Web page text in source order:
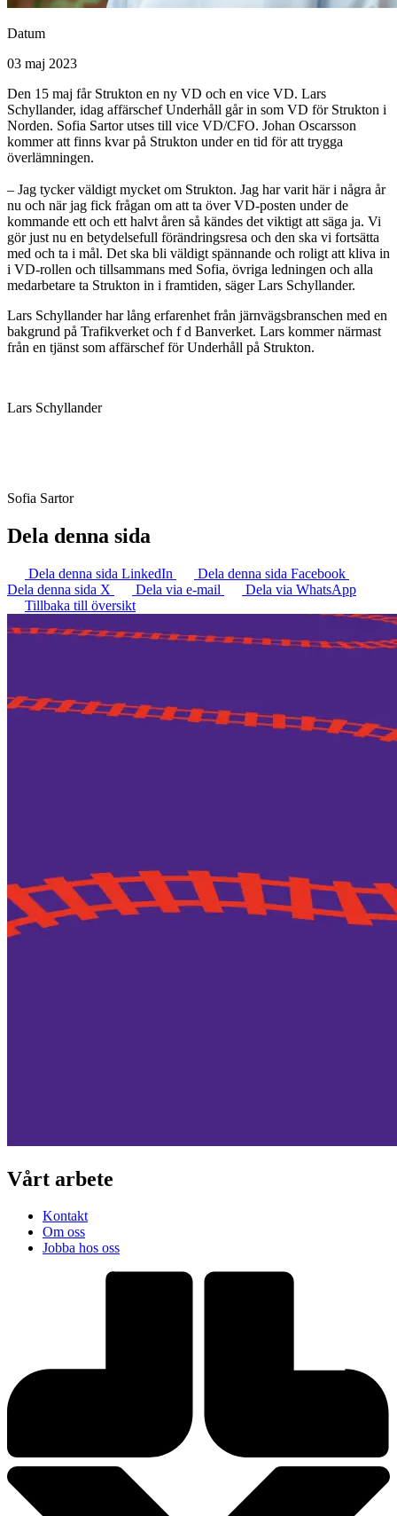
Datum
03 maj 2023
Den 15 maj får Strukton en ny VD och en vice VD. Lars
Schyllander, idag affärschef Underhåll går in som VD för Strukton i
Norden. Sofia Sartor utses till vice VD/CFO. Johan Oscarsson
kommer att finns kvar på Strukton under en tid för att trygga
överlämningen.
– Jag tycker väldigt mycket om Strukton. Jag har varit här i några år
nu och när jag fick frågan om att ta över VD-posten under de
kommande ett och ett halvt åren så kändes det viktigt att säga ja. Vi
gör just nu en betydelsefull förändringsresa och den ska vi fortsätta
med och ta i mål. Det ska bli väldigt spännande och roligt att kliva in
i VD-rollen och tillsammans med Sofia, övriga ledningen och alla
medarbetare ta Strukton in i framtiden, säger Lars Schyllander.
Lars Schyllander har lång erfarenhet från järnvägsbranschen med en
bakgrund på Trafikverket och f d Banverket. Lars kommer närmast
från en tjänst som affärschef för Underhåll på Strukton.
Lars Schyllander
Sofia Sartor
Dela denna sida
Dela denna sida LinkedIn
Dela denna sida Facebook
Dela denna sida X
Dela via e-mail
Dela via WhatsApp
Tillbaka till översikt
Vårt arbete
Kontakt
Om oss
Jobba hos oss